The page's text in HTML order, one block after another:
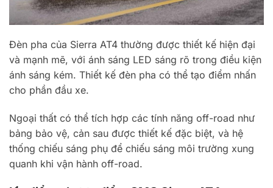
Đèn pha của Sierra AT4 thường được thiết kế hiện đại
và mạnh mẽ, với ánh sáng LED sáng rõ trong điều kiện
ánh sáng kém. Thiết kế đèn pha có thể tạo điểm nhấn
cho phần đầu xe.
Ngoại thất có thể tích hợp các tính năng off-road như
bảng bảo vệ, cản sau được thiết kế đặc biệt, và hệ
thống chiếu sáng phụ để chiếu sáng môi trường xung
quanh khi vận hành off-road.